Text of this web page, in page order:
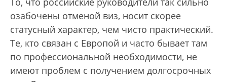
озабочены отменой виз, носит скорее
статусный характер, чем чисто практический.
Те, кто связан с Европой и часто бывает там
по профессиональной необходимости, не
имеют проблем с получением долгосрочных